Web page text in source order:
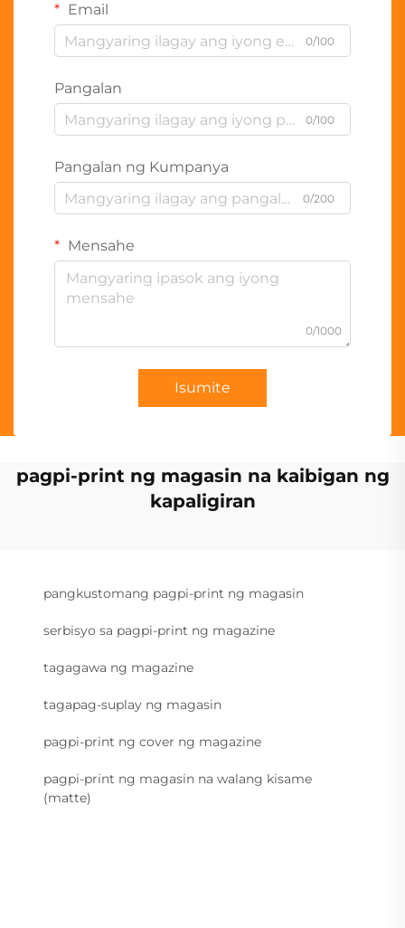
Email
0/100
Pangalan
0/100
Pangalan ng Kumpanya
0/200
Mensahe
0/1000
Isumite
pagpi-print ng magasin na kaibigan ng
kapaligiran
pangkustomang pagpi-print ng magasin
serbisyo sa pagpi-print ng magazine
tagagawa ng magazine
tagapag-suplay ng magasin
pagpi-print ng cover ng magazine
pagpi-print ng magasin na walang kisame
(matte)